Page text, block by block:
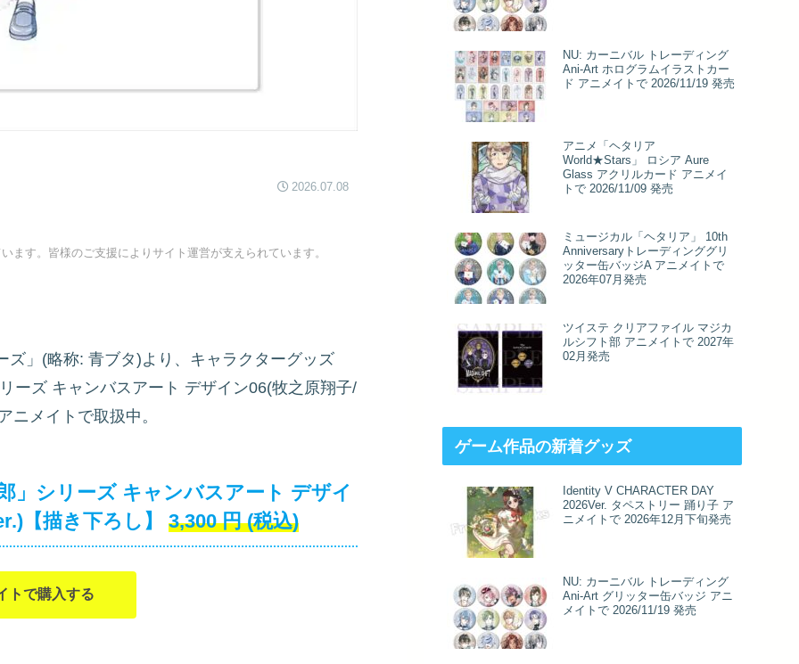
2026.07.08
す。皆様のご支援によりサイト運営が支えられています。
」(略称: 青ブタ)より、キャラクターグッズ
ーズ キャンバスアート デザイン06(牧之原翔子/
ニメイトで取扱中。
」シリーズ キャンバスアート デザイ
【描き下ろし】
3,300 円 (税込)
トで購入する
NU: カーニバル トレーディング
Ani-Art ホログラムイラストカー
ド アニメイトで 2026/11/19 発売
アニメ「ヘタリア
World★Stars」 ロシア Aure
Glass アクリルカード アニメイ
トで 2026/11/09 発売
ミュージカル「ヘタリア」 10th
Anniversaryトレーディンググリ
ッター缶バッジA アニメイトで
2026年07月発売
ツイステ クリアファイル マジカ
ルシフト部 アニメイトで 2027年
02月発売
ゲーム作品の新着グッズ
Identity V CHARACTER DAY
2026Ver. タペストリー 踊り子 ア
ニメイトで 2026年12月下旬発売
NU: カーニバル トレーディング
Ani-Art グリッター缶バッジ アニ
メイトで 2026/11/19 発売